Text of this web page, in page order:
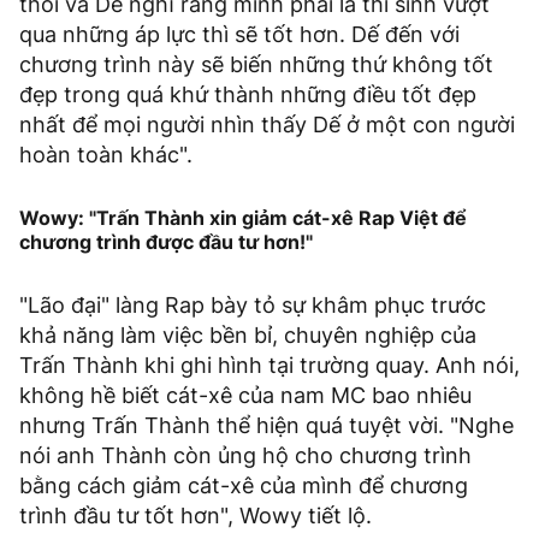
qua những áp lực thì sẽ tốt hơn. Dế đến với
chương trình này sẽ biến những thứ không tốt
đẹp trong quá khứ thành những điều tốt đẹp
nhất để mọi người nhìn thấy Dế ở một con người
hoàn toàn khác".
Wowy: "Trấn Thành xin giảm cát-xê Rap Việt để
chương trình được đầu tư hơn!"
"Lão đại" làng Rap bày tỏ sự khâm phục trước
khả năng làm việc bền bỉ, chuyên nghiệp của
Trấn Thành khi ghi hình tại trường quay. Anh nói,
không hề biết cát-xê của nam MC bao nhiêu
nhưng Trấn Thành thể hiện quá tuyệt vời. "Nghe
nói anh Thành còn ủng hộ cho chương trình
bằng cách giảm cát-xê của mình để chương
trình đầu tư tốt hơn", Wowy tiết lộ.